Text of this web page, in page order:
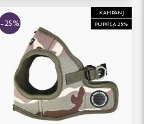
KAMPANJ
PUPPIA 25%
-25%